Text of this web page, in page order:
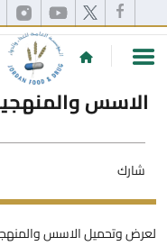
الاسس
شارك
لعرض وتحميل الاسس